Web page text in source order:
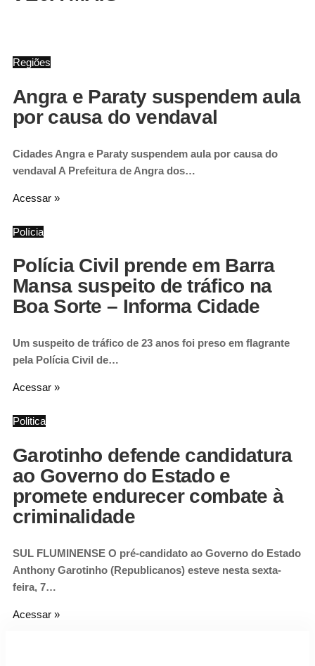
Regiões
Angra e Paraty suspendem aula
por causa do vendaval
Cidades Angra e Paraty suspendem aula por causa do
vendaval A Prefeitura de Angra dos…
Acessar »
Polícia
Polícia Civil prende em Barra
Mansa suspeito de tráfico na
Boa Sorte – Informa Cidade
Um suspeito de tráfico de 23 anos foi preso em flagrante
pela Polícia Civil de…
Acessar »
Politica
Garotinho defende candidatura
ao Governo do Estado e
promete endurecer combate à
criminalidade
SUL FLUMINENSE O pré-candidato ao Governo do Estado
Anthony Garotinho (Republicanos) esteve nesta sexta-
feira, 7…
Acessar »